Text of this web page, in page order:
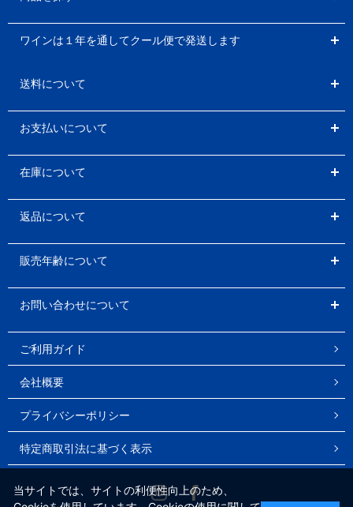
ワインは１年を通してクール便で発送します
送料について
お支払いについて
在庫について
返品について
販売年齢について
お問い合わせについて
ご利用ガイド
会社概要
プライバシーポリシー
特定商取引法に基づく表示
Instagram
当サイトでは、サイトの利便性向上のため、